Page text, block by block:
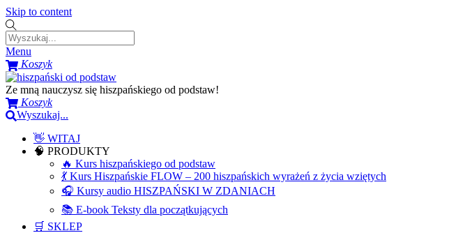
Skip to content
Menu
Koszyk
Ze mną nauczysz się hiszpańskiego od podstaw!
Koszyk
Wyszukaj...
👋 WITAJ
🧠 PRODUKTY
🔥 Kurs hiszpańskiego od podstaw
💃 Kurs Hiszpańskie FLOW – 200 hiszpańskich wyrażeń z życia wziętych
🎧 Kursy audio HISZPAŃSKI W ZDANIACH
📚 E-book Teksty dla początkujących
🛒 SKLEP